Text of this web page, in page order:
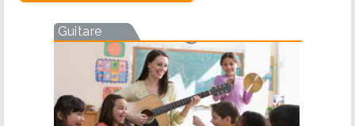
Guitare